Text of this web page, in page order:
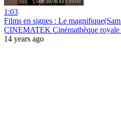
1:03
Films en signes : Le
CINEMATEK Cinémathèque
14 years ago